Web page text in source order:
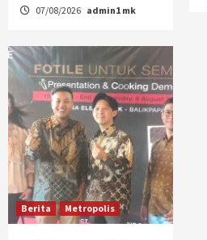
07/08/2026 admin1 mk
Berita Metropolis